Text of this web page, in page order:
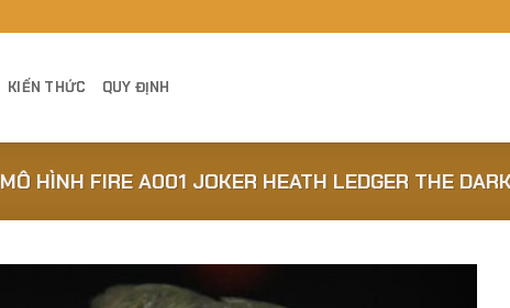
KIẾN THỨC QUY ĐỊNH
MÔ HÌNH FIRE A001 JOKER HEATH LEDGER THE